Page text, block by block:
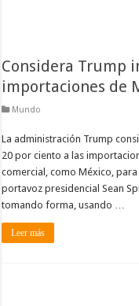
Considera Trump
importaciones de
Mundo
La administración Trump
20 por ciento a las
comercial, como México,
portavoz presidencial Sean
tomando forma, usando …
Leer más